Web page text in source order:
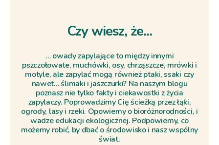
Czy wiesz, że...
… owady zapylające to między innymi
pszczołowate, muchówki, osy, chrząszcze, mrówki i
motyle, ale zapylać mogą również ptaki, ssaki czy
nawet… ślimaki i jaszczurki? Na naszym blogu
poznasz nie tylko fakty i ciekawostki z życia
zapylaczy. Poprowadzimy Cię ścieżką przez łąki,
ogrody, lasy i rzeki. Opowiemy o bioróżnorodności, i
wadze edukacji ekologicznej. Podpowiemy, co
możemy robić, by dbać o środowisko i nasz wspólny
świat.